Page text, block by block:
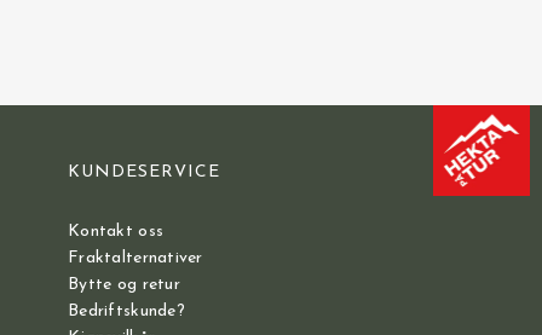
KUNDESERVICE
Kontakt oss
Fraktalternativer
Bytte og retur
Bedriftskunde?